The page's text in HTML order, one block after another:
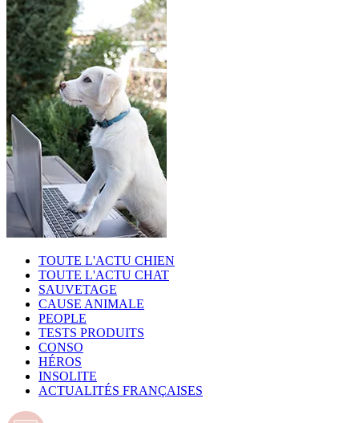
TOUTE L'ACTU CHIEN
TOUTE L'ACTU CHAT
SAUVETAGE
CAUSE ANIMALE
PEOPLE
TESTS PRODUITS
CONSO
HÉROS
INSOLITE
ACTUALITÉS FRANÇAISES